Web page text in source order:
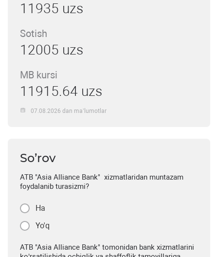
11935 uzs
Sotish
12005 uzs
MB kursi
11915.64 uzs
07.08.2026 dan ma’lumotlar
So’rov
ATB "Asia Alliance Bank" xizmatlaridan muntazam
foydalanib turasizmi?
Ha
Yo'q
ATB "Asia Alliance Bank" tomonidan bank xizmatlarini